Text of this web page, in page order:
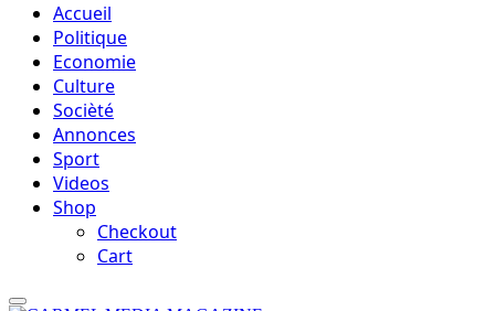
Accueil
Politique
Economie
Culture
Socièté
Annonces
Sport
Videos
Shop
Checkout
Cart